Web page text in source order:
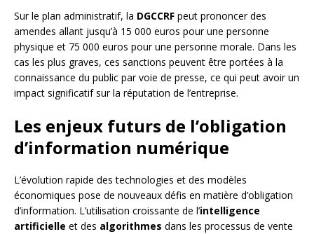
Sur le plan administratif, la DGCCRF peut prononcer des
amendes allant jusqu’à 15 000 euros pour une personne
physique et 75 000 euros pour une personne morale. Dans les
cas les plus graves, ces sanctions peuvent être portées à la
connaissance du public par voie de presse, ce qui peut avoir un
impact significatif sur la réputation de l’entreprise.
Les enjeux futurs de l’obligation
d’information numérique
L’évolution rapide des technologies et des modèles
économiques pose de nouveaux défis en matière d’obligation
d’information. L’utilisation croissante de l’intelligence
artificielle et des algorithmes dans les processus de vente